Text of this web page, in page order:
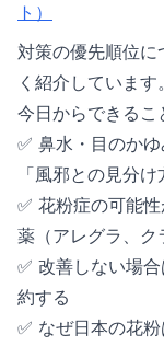
ト）
対策の優先順位に
く紹介しています。
今日からできるこ
✅ 鼻水・目のか
「風邪との見分
✅ 花粉症の可能
薬（アレグラ、ク
✅ 改善しない場
約する
✅ なぜ日本の花